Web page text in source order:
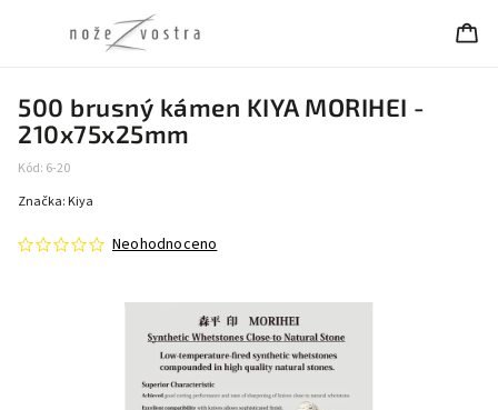
500 brusný kámen KIYA MORIHEI -
210x75x25mm
Kód: 6-20
Neohodnoceno
Značka: Kiya